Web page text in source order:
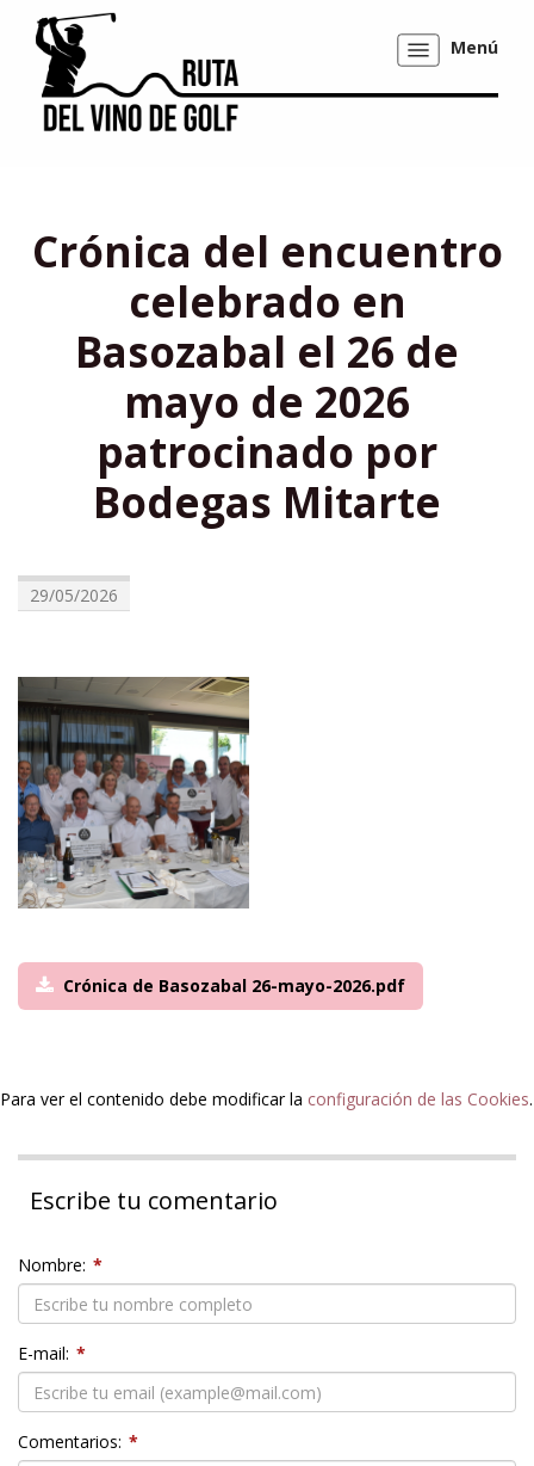
Mostrar/ocultar
navegación
Menú
Crónica del encuentro
celebrado en
Basozabal el 26 de
mayo de 2026
patrocinado por
Bodegas Mitarte
29/05/2026
Crónica de Basozabal 26-mayo-2026.pdf
Para ver el contenido debe modificar la configuración de las Cookies.
Escribe tu comentario
Nombre: *
E-mail: *
Comentarios: *